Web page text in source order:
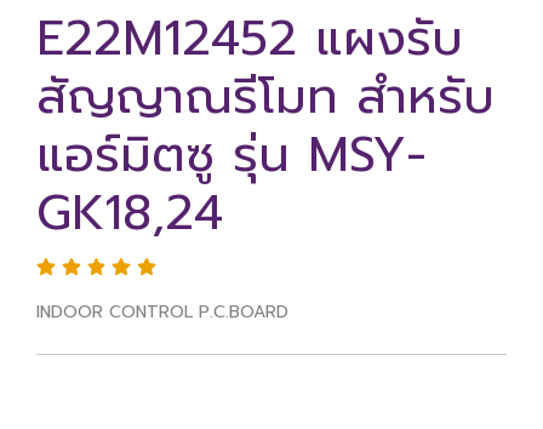
E22M12452 แผงรับ
สัญญาณรีโมท สำหรับ
แอร์มิตซู รุ่น MSY-
GK18,24
INDOOR CONTROL P.C.BOARD